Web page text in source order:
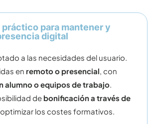
práctico para mantener y
digital
a las necesidades del usuario.
en remoto o presencial, con
alumno o equipos de trabajo.
de bonificación a través de
los costes formativos.